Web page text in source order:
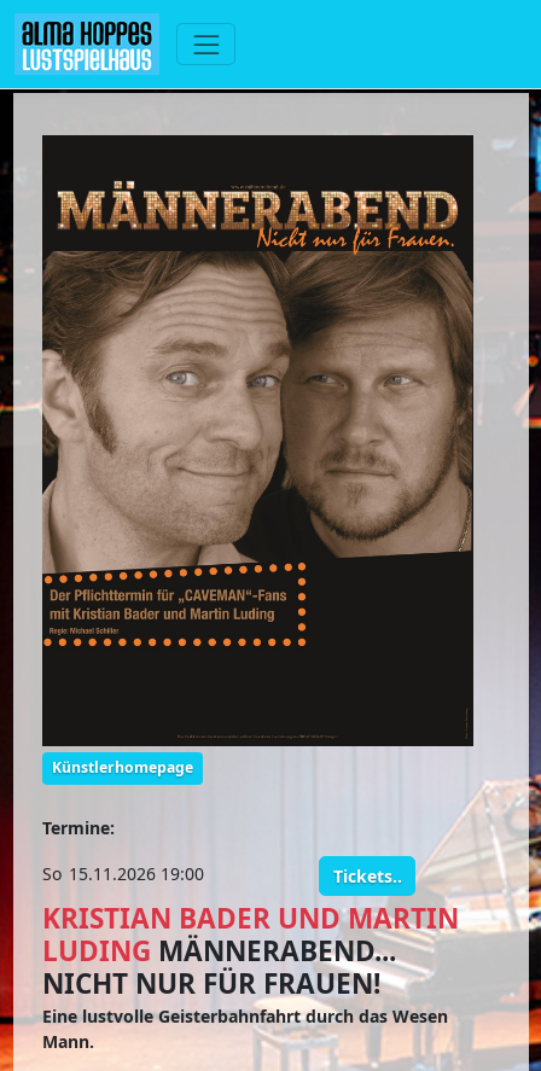
Künstlerhomepage
Termine:
So 15.11.2026 19:00 Tickets..
KRISTIAN BADER UND MARTIN
LUDING MÄNNERABEND...
NICHT NUR FÜR FRAUEN!
Eine lustvolle Geisterbahnfahrt durch das Wesen
Mann.